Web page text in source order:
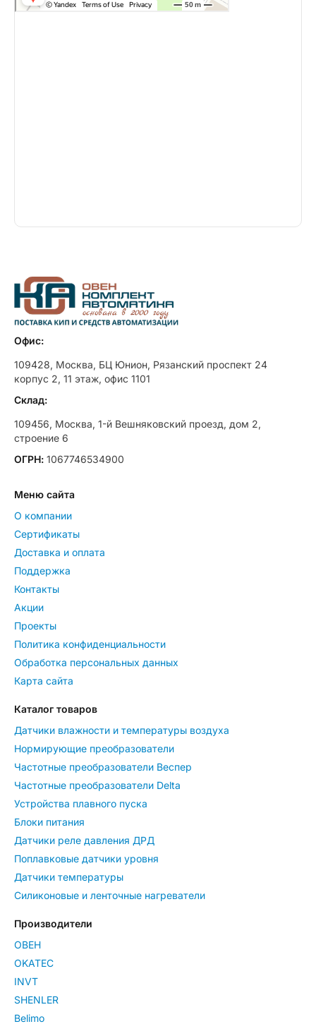
Офис:
109428, Москва, БЦ Юнион, Рязанский проспект 24
корпус 2, 11 этаж, офис 1101
Склад:
109456, Москва, 1-й Вешняковский проезд, дом 2,
строение 6
ОГРН: 1067746534900
Меню сайта
О компании
Сертификаты
Доставка и оплата
Поддержка
Контакты
Акции
Проекты
Политика конфиденциальности
Обработка персональных данных
Карта сайта
Каталог товаров
Датчики влажности и температуры воздуха
Нормирующие преобразователи
Частотные преобразователи Веспер
Частотные преобразователи Delta
Устройства плавного пуска
Блоки питания
Датчики реле давления ДРД
Поплавковые датчики уровня
Датчики температуры
Силиконовые и ленточные нагреватели
Производители
ОВЕН
OKATEC
INVT
SHENLER
Belimo